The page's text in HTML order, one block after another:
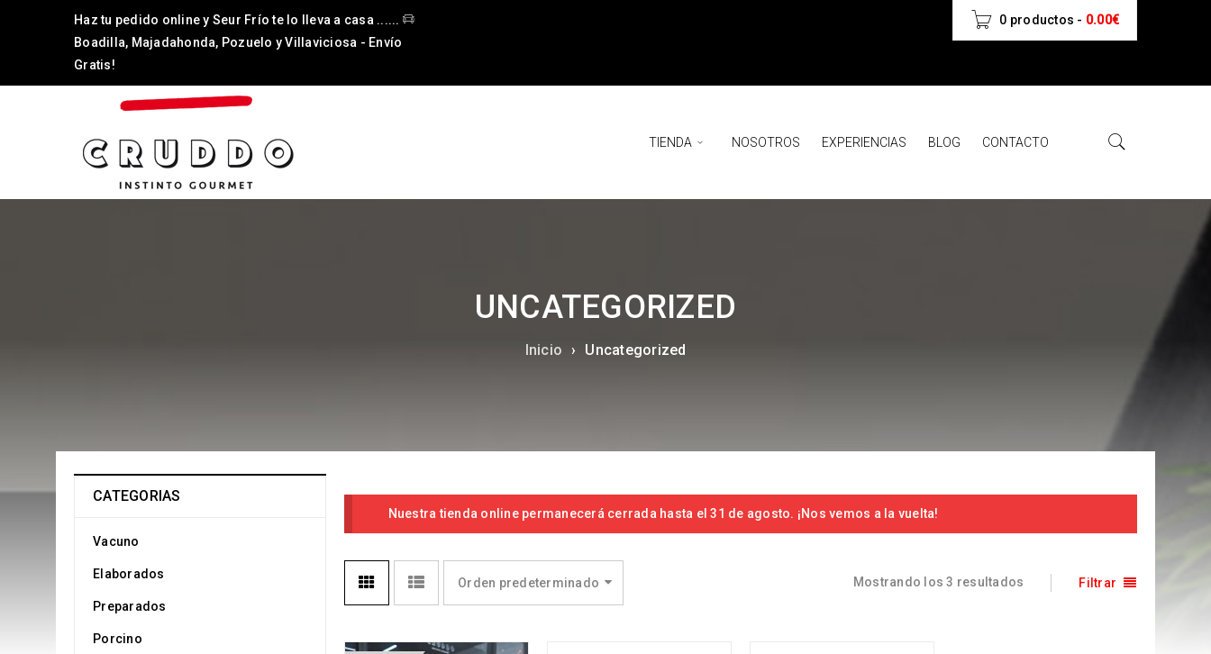
Haz tu pedido online y Seur Frío te lo lleva a casa ......
Boadilla, Majadahonda, Pozuelo y Villaviciosa - Envío
Gratis!
0 productos - 0.00€
TIENDA NOSOTROS EXPERIENCIAS BLOG CONTACTO
UNCATEGORIZED
Inicio › Uncategorized
CATEGORIAS
Vacuno
Elaborados
Preparados
Porcino
Nuestra tienda online permanecerá cerrada hasta el 31 de agosto. ¡Nos vemos a la vuelta!
Filtrar
Mostrando los 3 resultados
Orden predeterminado